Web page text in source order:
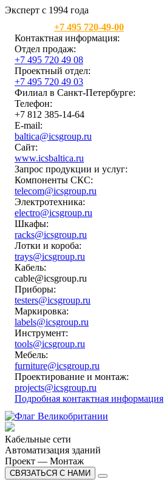
Эксперт с 1994 года
+7 495 720-49-00
Контактная информация:
Отдел продаж:
+7 495 720 49 08
Проектный отдел:
+7 495 720 49 03
Филиал в Санкт-Петербурге:
Телефон:
+7 812 385-14-64
E-mail:
baltica@icsgroup.ru
Сайт:
www.icsbaltica.ru
Запрос продукции и услуг:
Компоненты СКС:
telecom@icsgroup.ru
Электротехника:
electro@icsgroup.ru
Шкафы:
racks@icsgroup.ru
Лотки и короба:
trays@icsgroup.ru
Кабель:
cable@icsgroup.ru
Приборы:
testers@icsgroup.ru
Маркировка:
labels@icsgroup.ru
Инструмент:
tools@icsgroup.ru
Мебель:
furniture@icsgroup.ru
Проектирование и монтаж:
projects@icsgroup.ru
Подробная контактная информация
Кабельные сети
Автоматизация зданий
Проект — Монтаж
СВЯЗАТЬСЯ С НАМИ